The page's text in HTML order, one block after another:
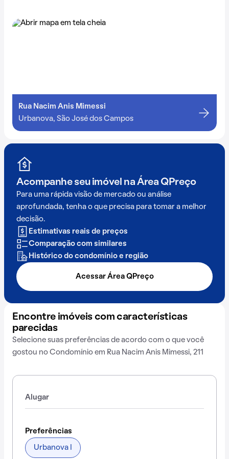
Rua Nacim Anis Mimessi
Urbanova, São José dos Campos
Acompanhe seu imóvel na Área QPreço
Para uma rápida visão de mercado ou análise
aprofundada, tenha o que precisa para tomar a melhor
decisão.
Estimativas reais de preços
Comparação com similares
Histórico do condomínio e região
Acessar Área QPreço
Encontre imóveis com características
parecidas
Selecione suas preferências de acordo com o que você
gostou no Condomínio em Rua Nacim Anis Mimessi, 211
Alugar
Preferências
Urbanova I